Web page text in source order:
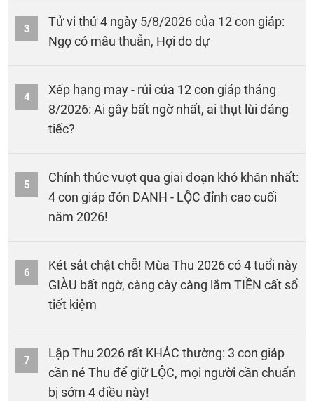
3
Tử vi thứ 4 ngày 5/8/2026 của 12 con giáp:
Ngọ có mâu thuẫn, Hợi do dự
4
Xếp hạng may - rủi của 12 con giáp tháng
8/2026: Ai gây bất ngờ nhất, ai thụt lùi đáng
tiếc?
5
Chính thức vượt qua giai đoạn khó khăn nhất:
4 con giáp đón DANH - LỘC đỉnh cao cuối
năm 2026!
6
Két sắt chật chỗ! Mùa Thu 2026 có 4 tuổi này
GIÀU bất ngờ, càng cày càng lắm TIỀN cất sổ
tiết kiệm
7
Lập Thu 2026 rất KHÁC thường: 3 con giáp
cần né Thu để giữ LỘC, mọi người cần chuẩn
bị sớm 4 điều này!